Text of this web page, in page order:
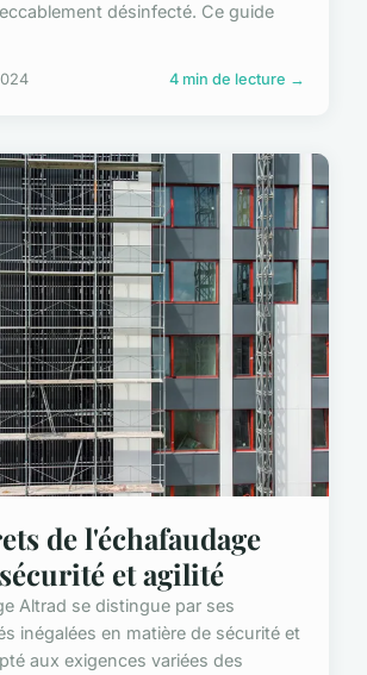
désinfecté. Ce guide
4 min de lecture →
de l'échafaudage
et agilité
Altrad se distingue par ses
inégalées en matière de sécurité et
aux exigences variées des